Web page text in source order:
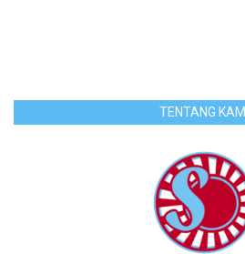
TENTANG KAMI